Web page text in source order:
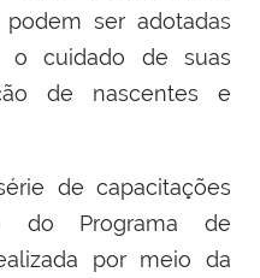
ser adotadas
o cuidado de suas
de nascentes e
de capacitações
do Programa de
por meio da